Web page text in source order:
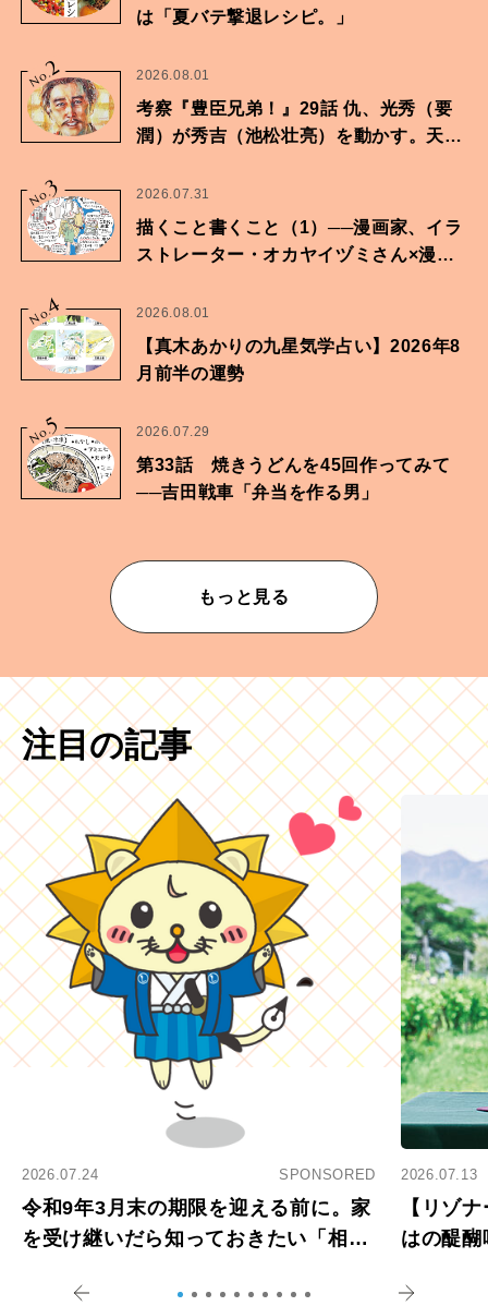
は「夏バテ撃退レシピ。」
No.2 2026.08.01
考察『豊臣兄弟！』29話 仇、光秀（要
潤）が秀吉（池松壮亮）を動かす。天下
No.
3 2026.07.31
描くこと書くこと（1）──漫画家、イラ
ストレーター・オカヤイヅミさん×漫画
No.
4 2026.08.01
【真木あかりの九星気学占い】2026年8
月前半の運勢
No.
5 2026.07.29
第33話 焼きうどんを45回作ってみて
──吉田戦車「弁当を作る男」
もっと見る
注目の記事
2026.07.24 SPONSORED
令和9年3月末の期限を迎える前に。家
を受け継いだら知っておきたい「相続
2026.07.13
【リゾ
はの醍